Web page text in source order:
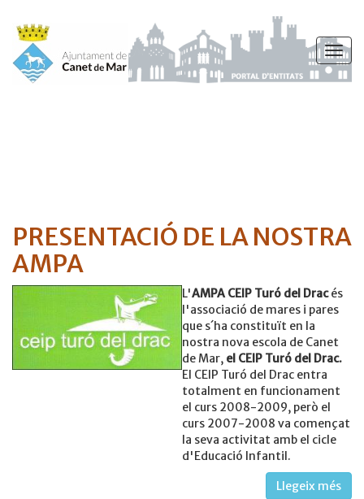
Vés
contingut
PRESENTACIÓ DE LA NOSTRA
AMPA
L'AMPA CEIP Turó del Dracés
l'associació de mares i pares
que s´ha constituït en la
nostra nova escola de Canet
de Mar, el CEIP Turó del Drac.
El CEIP Turó del Drac entra
totalment en funcionament
el curs 2008-2009, però el
curs 2007-2008 va començat
la seva activitat amb el cicle
d'Educació Infantil.
Llegeix més